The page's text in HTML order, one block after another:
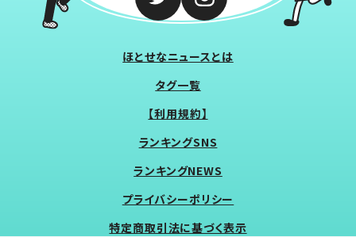
ほとせなニュースとは
タグ一覧
【利用規約】
ランキングSNS
ランキングNEWS
プライバシーポリシー
特定商取引法に基づく表示